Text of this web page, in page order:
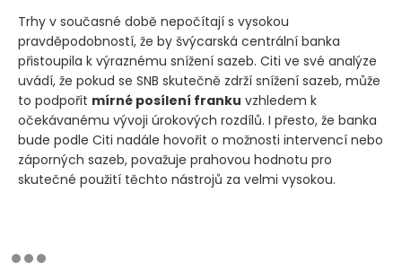
Trhy v současné době nepočítají s vysokou
pravděpodobností, že by švýcarská centrální banka
přistoupila k výraznému snížení sazeb. Citi ve své analýze
uvádí, že pokud se SNB skutečně zdrží snížení sazeb, může
to podpořit mírné posílení franku vzhledem k
očekávanému vývoji úrokových rozdílů. I přesto, že banka
bude podle Citi nadále hovořit o možnosti intervencí nebo
záporných sazeb, považuje prahovou hodnotu pro
skutečné použití těchto nástrojů za velmi vysokou.